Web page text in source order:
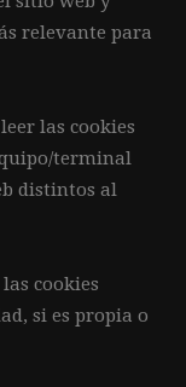
relevante para
leer las cookies
terminal
distintos al
cookies
si es propia o